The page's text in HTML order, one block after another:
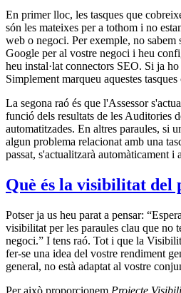
En primer lloc, les tasques que
són les mateixes per a tothom i no
web o negoci. Per exemple, no sabem
Google per al vostre negoci i heu
heu instal·lat connectors SEO. Si ja
Simplement marqueu aquestes tasques
La segona raó és que l'Assessor
funció dels resultats de les Auditories
automatitzades. En altres paraules, si
algun problema relacionat amb una
passat, s'actualitzarà automàticament i
Què és la visibilitat del
Potser ja us heu parat a pensar:
visibilitat per les paraules clau que no
negoci.” I tens raó. Tot i que la
fer-se una idea del vostre rendiment
general, no està adaptat al vostre
Per això proporcionem Projecte